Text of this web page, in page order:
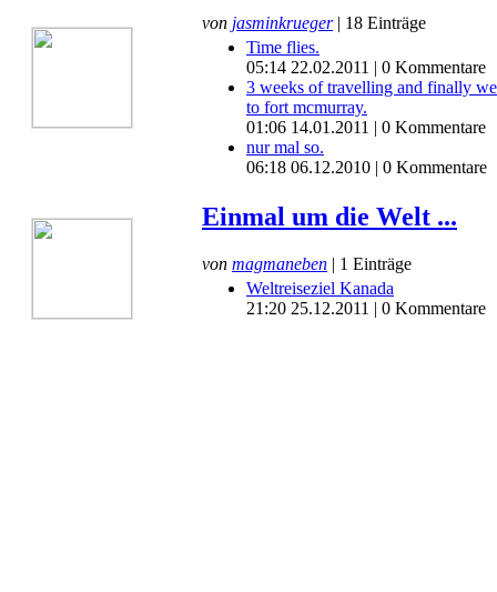
von jasminkrueger| 18 Einträge
Time flies.
05:14 22.02.2011 | 0 Kommentare
3 weeks of travelling and finally
to fort mcmurray.
01:06 14.01.2011 | 0 Kommentare
nur mal so.
06:18 06.12.2010 | 0 Kommentare
Einmal um die Welt ...
von magmaneben | 1 Einträge
Weltreiseziel Kanada
21:20 25.12.2011 | 0 Kommentare